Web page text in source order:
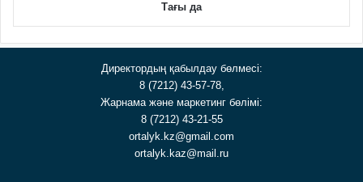
Тағы да
Директордың қабылдау бөлмесі:
8 (7212) 43-57-78,
Жарнама және маркетинг бөлімі:
8 (7212) 43-21-55
ortalyk.kz@gmail.com
ortalyk.kaz@mail.ru